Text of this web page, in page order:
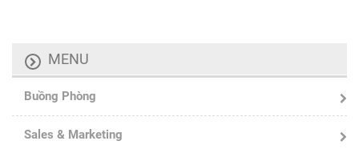
MENU
Buồng Phòng
Sales & Marketing